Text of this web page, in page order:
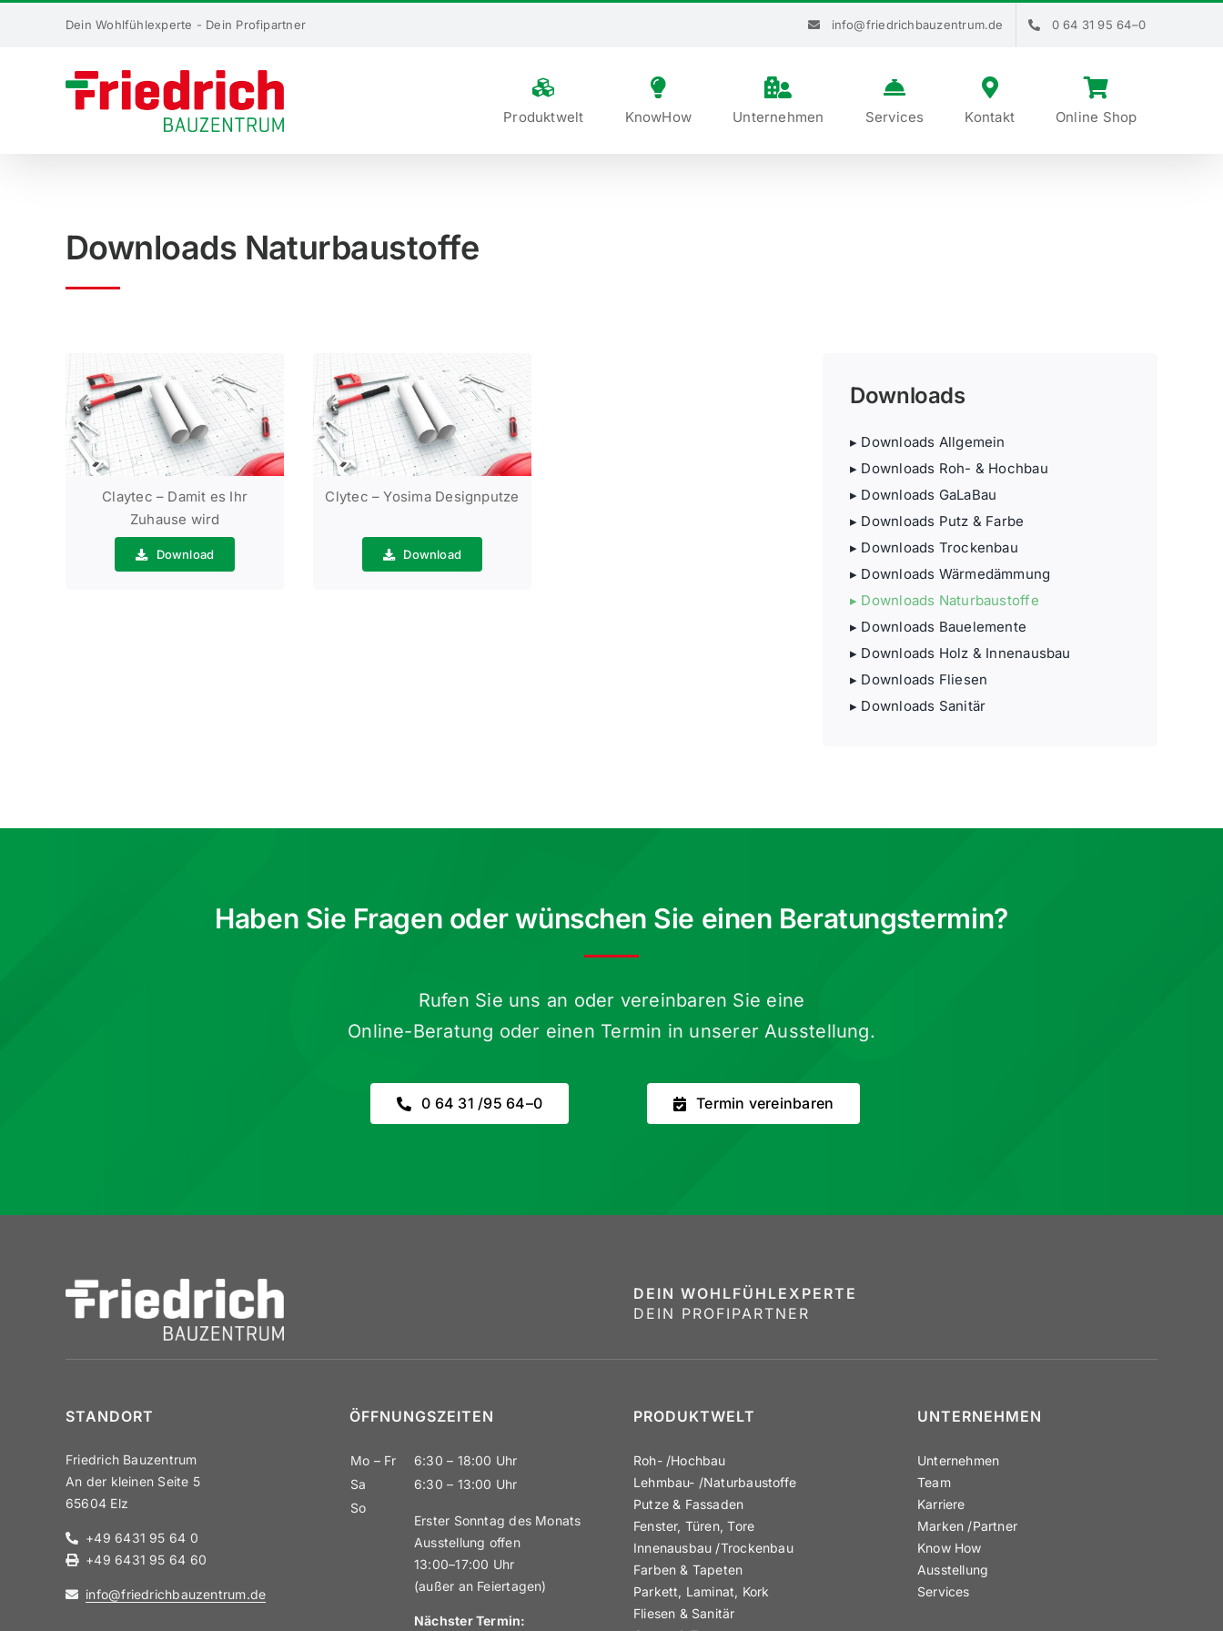
Dein Wohlfühlexperte - Dein Profipartner info@​friedrichbauzentrum.​de 0 64 31 95 64–0
Produktwelt KnowHow Unter­nehmen Services Kontakt Online Shop
Downloads Natur­bau­stoffe
Claytec – Damit es Ihr
Zuhause wird
Download
Clytec – Yosima Designputze
Download
Downloads
▸ Downloads Allgemein
▸ Downloads Roh- & Hochbau
▸ Downloads GaLaBau
▸ Downloads Putz & Farbe
▸ Downloads Trockenbau
▸ Downloads Wärmedämmung
▸ Downloads Naturbaustoffe
▸ Downloads Bauelemente
▸ Downloads Holz & Innenausbau
▸ Downloads Fliesen
▸ Downloads Sanitär
Haben Sie Fragen oder wünschen Sie einen Beratungstermin?
Rufen Sie uns an oder verein­baren Sie eine
Online-Beratung oder einen Termin in unserer Ausstellung.
0 64 31 /​95 64–0 Termin verein­baren
DEIN WOHLFÜHL­EX­PERTE
DEIN PROFI­PARTNER
STANDORT
Friedrich Bauzentrum
An der kleinen Seite 5
65604 Elz
+49 6431 95 64 0
+49 6431 95 64 60
info@​friedrichbauzentrum.​de
ÖFFNUNGS­ZEITEN
Mo – Fr
6:30 – 18:00 Uhr
Sa
6:30 – 13:00 Uhr
So
Erster Sonntag des Monats
Ausstellung offen
13:00–17:00 Uhr
(außer an Feiertagen)
Nächster Termin:
PRODUKTWELT
Roh- /​Hochbau
Lehmbau- /​Natur­bau­stoffe
Putze & Fassaden
Fenster, Türen, Tore
Innen­ausbau /​Trockenbau
Farben & Tapeten
Parkett, Laminat, Kork
Fliesen & Sanitär
UNTER­NEHMEN
Unter­nehmen
Team
Karriere
Marken /​Partner
Know How
Ausstellung
Services